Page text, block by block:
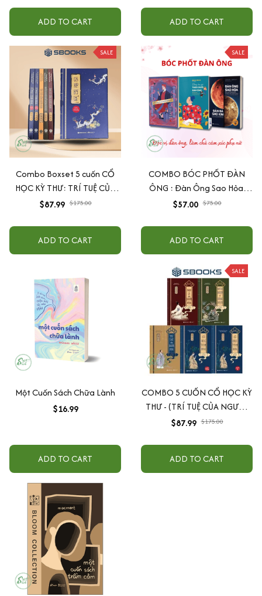
ADD TO CART ADD TO CART
SALE
Combo Boxset 5 cuốn CỔ
HỌC KỲ THƯ: TRÍ TUỆ CỦA
NGƯỜI XƯA - ĐẠO LÝ NGƯỜI
NGƯỜI - CỔ HỌC TINH HOA
$87.99 $175.00
ADD TO CART
SALE
COMBO BÓC PHỐT ĐÀN
ÔNG : Đàn Ông Sao Hỏa,
Đàn Bà Sao Kim + Đừng Bao
Đàn Ông Bóc Phốt Đàn Ông
$57.00 $75.00
ADD TO CART
Một Cuốn Sách Chữa Lành
$16.99
ADD TO CART
SALE
COMBO 5 CUỐN CỔ HỌC KỲ
THƯ - (TRÍ TUỆ CỦA NGƯỜI
XƯA - ĐẠO LÝ NGƯỜI XƯA -
NGƯỜI - CỔ HỌC TINH HOA)
- MINH TRIẾT PHƯƠNG
ĐÔNG
$87.99 $175.00
ADD TO CART